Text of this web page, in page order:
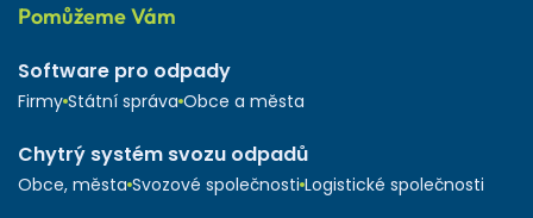
Pomůžeme Vám
Software pro odpady
Firmy Státní správa Obce a města
Chytrý systém svozu odpadů
Obce, města Svozové společnosti Logistické společnosti